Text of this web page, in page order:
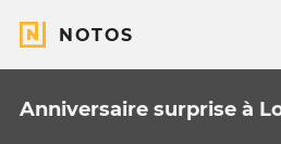
NOTOS
Anniversaire surprise à